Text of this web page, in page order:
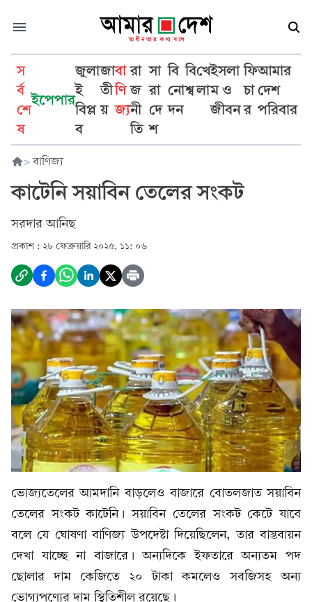
স
র্ব
শে
ষ
ইপেপার
জুলা
ই
বিপ্ল
ব
জা
তী
য়
বা
ণি
জ্য
রা
জ
নী
তি
সা
রা
দে
শ
বি
নো
দন
বি
শ্ব
খে
লা
ইসলা
ম ও
জীবন
ফি
চা
র
আমার
দেশ
পরিবার
> বাণিজ্য
কাটেনি সয়াবিন তেলের সংকট
সরদার আনিছ
প্রকাশ : ২৮ ফেব্রুয়ারি ২০২৫, ১১: ০৬
ভোজ্যতেলের আমদানি বাড়লেও বাজারে বোতলজাত সয়াবিন
তেলের সংকট কাটেনি। সয়াবিন তেলের সংকট কেটে যাবে
বলে যে ঘোষণা বাণিজ্য উপদেষ্টা দিয়েছিলেন, তার বাস্তবায়ন
দেখা যাচ্ছে না বাজারে। অন্যদিকে ইফতারে অন্যতম পদ
ছোলার দাম কেজিতে ২০ টাকা কমলেও সবজিসহ অন্য
ভোগ্যপণ্যের দাম স্থিতিশীল রয়েছে।